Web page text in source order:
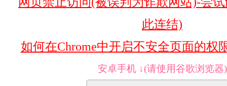
此连结)
如何在Chrome中开启不安全页面的权
安卓手机 ↓(请使用谷歌浏览器)